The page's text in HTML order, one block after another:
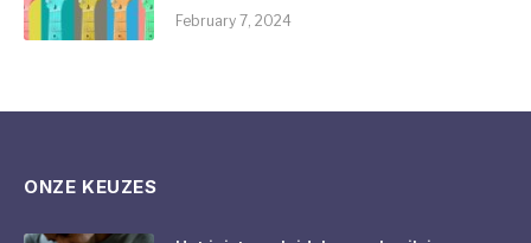
February 7, 2024
ONZE KEUZES